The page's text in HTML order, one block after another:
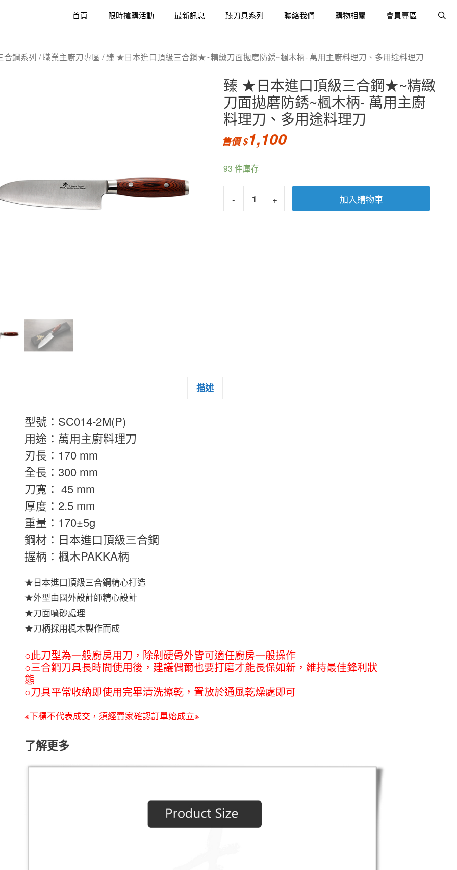
首頁 限時搶購活動 最新訊息 臻刀具系列 聯絡我們 購物相關 會員專區
合鋼系列 /職業主廚刀專區 / 臻 ★日本進口頂級三合鋼★~精緻刀面拋磨防銹~楓木柄- 萬用主廚料理刀、多用途料理刀
臻 ★日本進口頂級三合鋼★~精緻
刀面拋磨防銹~楓木柄- 萬用主廚
料理刀、多用途料理刀
1,100
93 件庫存
- + 加入購物車
描述
型號：SC014-2M(P)
用途：萬用主廚料理刀
刃長：170 mm
全長：300 mm
刀寬： 45 mm
厚度：2.5 mm
重量：170±5g
鋼材：日本進口頂級三合鋼
握柄：楓木PAKKA柄
★日本進口頂級三合鋼精心打造
★外型由國外設計師精心設計
★刀面噴砂處理
★刀柄採用楓木製作而成
○此刀型為一般廚房用刀，除剁硬骨外皆可適任廚房一般操作
○三合鋼刀具長時間使用後，建議偶爾也要打磨才能長保如新，維持最佳鋒利狀
態
○刀具平常收納即使用完畢清洗擦乾，置放於通風乾燥處即可
※下標不代表成交，須經賣家確認訂單始成立※
了解更多